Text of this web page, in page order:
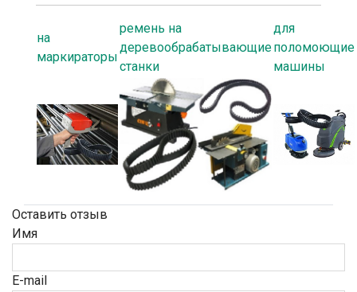
на
маркираторы
ремень на
деревообрабатывающие
станки
для
поломоющие
машины
Оставить отзыв
Имя
E-mail